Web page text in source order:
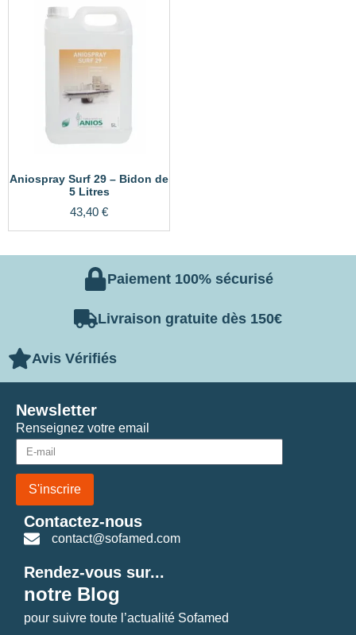
Aniospray Surf 29 – Bidon de
5 Litres
43,40 €
Paiement 100% sécurisé
Livraison gratuite dès 150€
Avis Vérifiés
Renseignez votre email
S'inscrire
Newsletter
Contactez-nous
contact@sofamed.com
Rendez-vous sur...
notre Blog
pour suivre toute l’actualité Sofamed